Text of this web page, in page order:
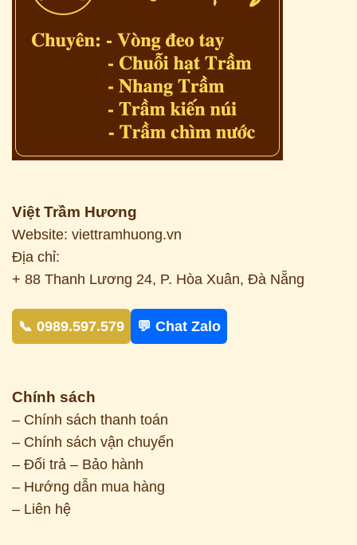
Việt Trầm Hương
Website: viettramhuong.vn
Địa chỉ:
+ 88 Thanh Lương 24, P. Hòa Xuân, Đà Nẵng
📞 0989.597.579 💬 Chat Zalo
Chính sách
– Chính sách thanh toán
– Chính sách vận chuyển
– Đổi trả – Bảo hành
– Hướng dẫn mua hàng
– Liên hệ